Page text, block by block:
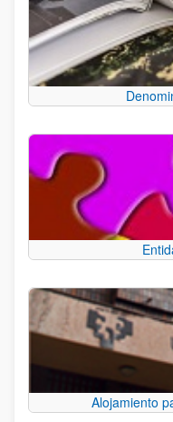
Alojamiento